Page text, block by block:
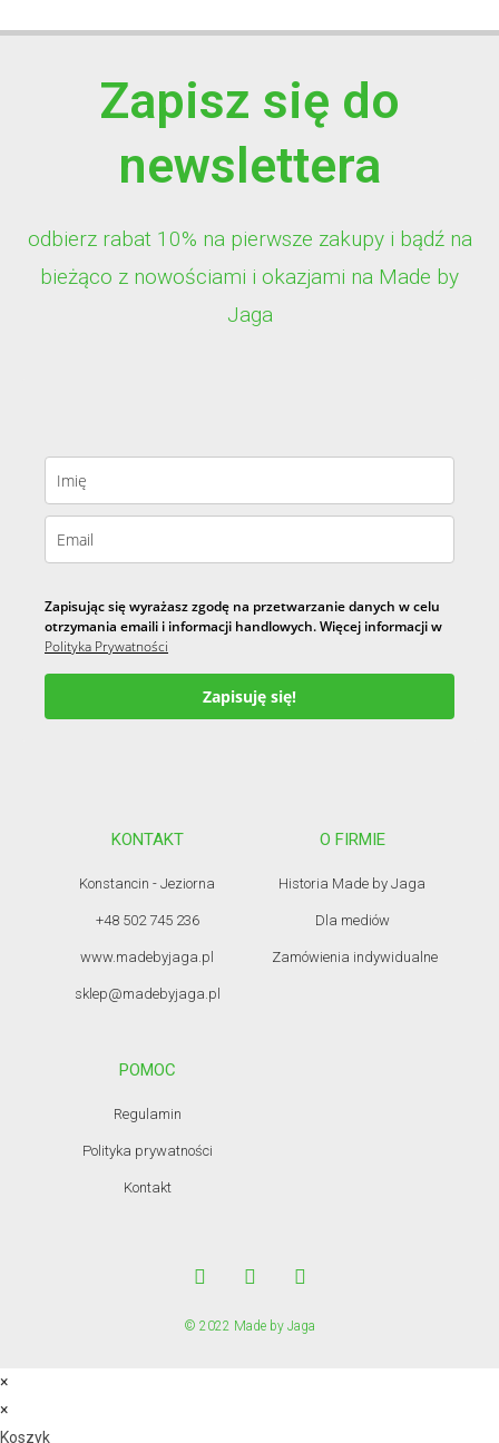
Zapisz się do
newslettera
odbierz rabat 10% na pierwsze zakupy i bądź na
bieżąco z nowościami i okazjami na Made by
Jaga
Zapisując się wyrażasz zgodę na przetwarzanie danych w celu
otrzymania emaili i informacji handlowych. Więcej informacji w
Polityka Prywatności
Zapisuję się!
KONTAKT
Konstancin - Jeziorna
+48 502 745 236
www.madebyjaga.pl
sklep@madebyjaga.pl
O FIRMIE
Historia Made by Jaga
Dla mediów
Zamówienia indywidualne
POMOC
Regulamin
Polityka prywatności
Kontakt
© 2022 Made by Jaga
×
×
Koszyk